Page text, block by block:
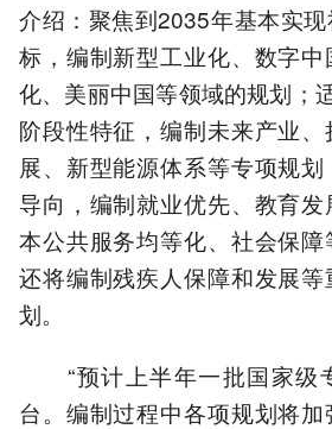
介绍：聚焦到2035年基本实
标，编制新型工业化、数字
化、美丽中国等领域的规划；
阶段性特征，编制未来产业
展、新型能源体系等专项规
导向，编制就业优先、教育
本公共服务均等化、社会保
还将编制残疾人保障和发展
划。
“预计上半年一批国家级
台。编制过程中各项规划将